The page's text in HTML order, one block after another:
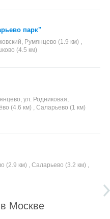
парк"
Румянцево (1.9 км) ,
(4.5 км)
ул. Родниковая,
(4.6 км) , Саларьево (1 км)
(2.9 км) , Саларьево (3.2 км) ,
Москве